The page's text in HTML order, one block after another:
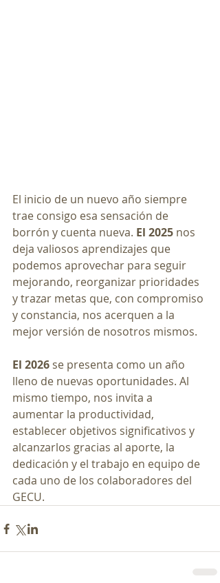
El inicio de un nuevo año siempre
trae consigo esa sensación de
borrón y cuenta nueva. El 2025 nos
deja valiosos aprendizajes que
podemos aprovechar para seguir
mejorando, reorganizar prioridades
y trazar metas que, con compromiso
y constancia, nos acerquen a la
mejor versión de nosotros mismos.
El 2026 se presenta como un año
lleno de nuevas oportunidades. Al
mismo tiempo, nos invita a
aumentar la productividad,
establecer objetivos significativos y
alcanzarlos gracias al aporte, la
dedicación y el trabajo en equipo de
cada uno de los colaboradores del
GECU.